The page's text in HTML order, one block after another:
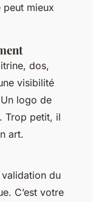
peut mieux
dos,
visibilité
logo de
Trop petit, il
art.
du
C’est votre